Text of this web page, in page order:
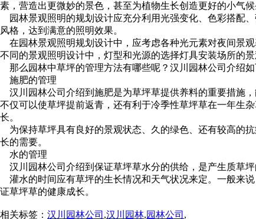
素，营造出更微妙的景色，甚至为植物生长创造更好的小气
园林景观照明的规划设计应充分利用光强变化、色彩搭配
风格，达到满意的照明效果。
在园林景观照明规划设计中，应考虑各种光元素对夜间景观
不同的景观照明设计中，灯型和光源的选择灯具安装场所的景
那么园林中草坪的管理方法有哪些呢？汉川园林公司介绍如下
施肥的管理
汉川园林公司介绍到施肥是为草坪草提供养料的重要措施，
不仅可以使草坪提前返青，还有利于冷季性草坪草在一年生杂
长。
为保持草坪具有良好的景观状态、久的绿色、还有较
长的需要。
水的管理
汉川园林公司介绍到保证草坪草水分的供给，是产生质草坪的条件
灌水的时间应有草坪的生长情况和天气状况来定。一般来说，
证草坪草的健康成长。
相关标签： 汉川园林公司 ,汉川园林,园林公司 ,